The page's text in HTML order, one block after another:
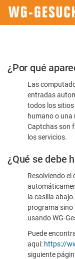
Por
favor,
confirme
humano
¿Por qué
Las
entradas
todos los
humano o una
Captchas son
los servicios.
¿Qué se debe
Resolviendo
la casilla
programa sino
usando WG-
Puede
aquí: https://
siguiente